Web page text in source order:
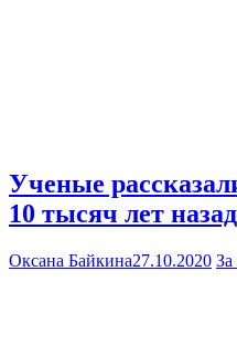
Ученые
10 тысяч лет назад
Оксана Байкина27.10.2020 За